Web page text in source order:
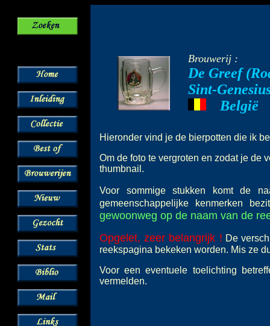
Brouwerij :
De Greef
Sint-
België
Hieronder vind je de bierpotten die ik
Om de foto te vergroten en zodat je de
thumbnail.
Voor sommige stukken komt de
gemeenschappelijke kenmerken
gewoonweg op de naam van de
Opgelet, zeer belangrijk ! De
reekspagina bekeken worden. Mis ze
Voor een eventuele toelichting
vermelden.